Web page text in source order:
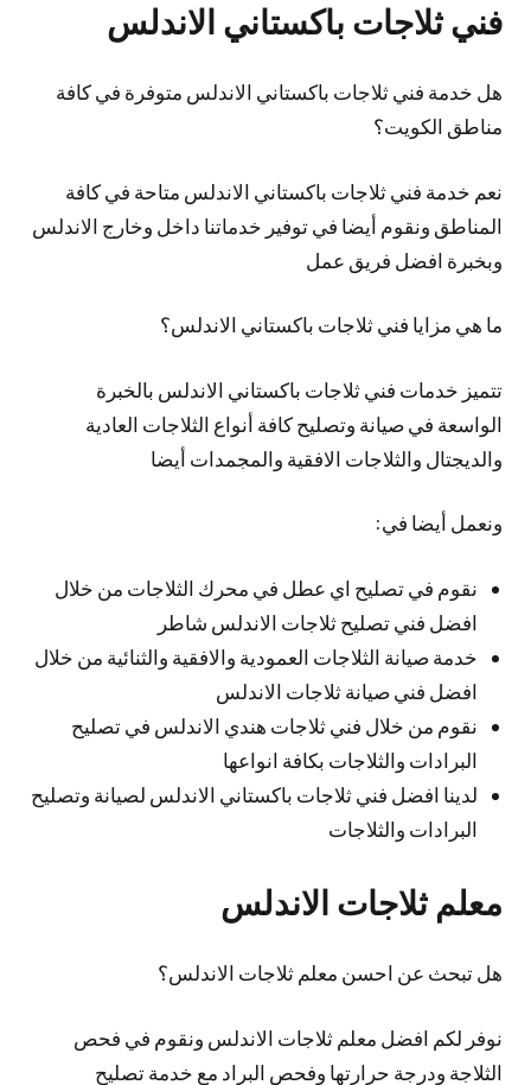
فني ثلاجات باكستاني الاندلس
هل خدمة فني ثلاجات باكستاني الاندلس متوفرة في كافة
مناطق الكويت؟
نعم خدمة فني ثلاجات باكستاني الاندلس متاحة في كافة
المناطق ونقوم أيضا في توفير خدماتنا داخل وخارج الاندلس
وبخبرة افضل فريق عمل
ما هي مزايا فني ثلاجات باكستاني الاندلس؟
تتميز خدمات فني ثلاجات باكستاني الاندلس بالخبرة
الواسعة في صيانة وتصليح كافة أنواع الثلاجات العادية
والديجتال والثلاجات الافقية والمجمدات أيضا
ونعمل أيضا في:
نقوم في تصليح اي عطل في محرك الثلاجات من خلال
افضل فني تصليح ثلاجات الاندلس شاطر
خدمة صيانة الثلاجات العمودية والافقية والثنائية من خلال
افضل فني صيانة ثلاجات الاندلس
نقوم من خلال فني ثلاجات هندي الاندلس في تصليح
البرادات والثلاجات بكافة انواعها
لدينا افضل فني ثلاجات باكستاني الاندلس لصيانة وتصليح
البرادات والثلاجات
معلم ثلاجات الاندلس
هل تبحث عن احسن معلم ثلاجات الاندلس؟
نوفر لكم افضل معلم ثلاجات الاندلس ونقوم في فحص
الثلاجة ودرجة حرارتها وفحص البراد مع خدمة تصليح